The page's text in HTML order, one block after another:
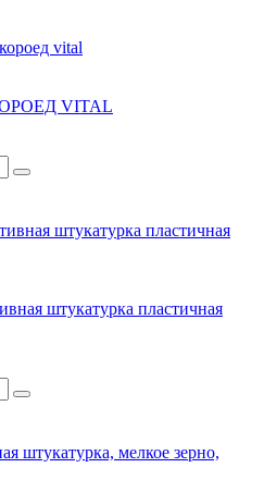
VITAL
штукатурка пластичная